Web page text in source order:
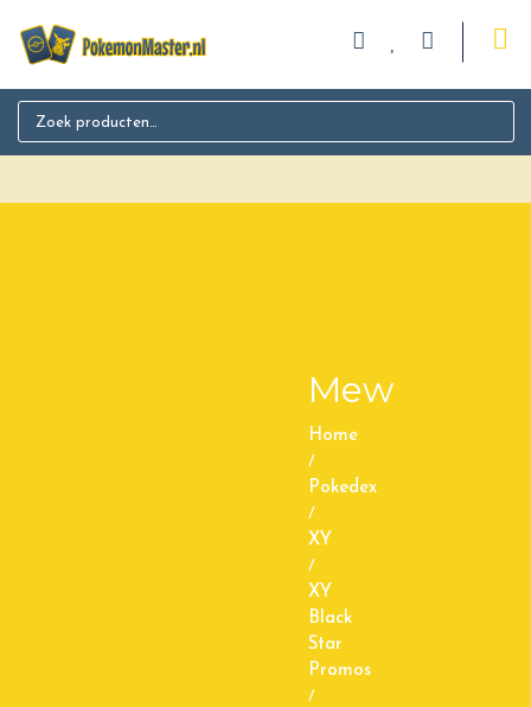
Search for:
Mew
Home
/
Pokedex
/
XY
/
XY
Black
Star
Promos
/